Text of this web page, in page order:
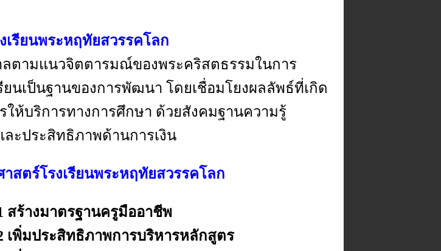
รียนพระหฤทัยสวรรคโลก
ามแนวจิตตารมณ์ของพระคริสตธรรมในการ
ยนเป็นฐานของการพัฒนา โดยเชื่อมโยงผลลัพธ์ที่เกิด
ให้บริการทางการศึกษา ด้วยสังคมฐานความรู้
ะประสิทธิภาพด้านการเงิน
าสตร์โรงเรียนพระหฤทัยสวรรคโลก
สร้างมาตรฐานครูมืออาชีพ
เพิ่มประสิทธิภาพการบริหารหลักสูตร